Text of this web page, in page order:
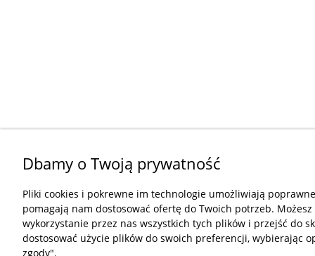
Dbamy o Twoją prywatność
Pliki cookies i pokrewne im technologie umożliwiają
pomagają nam dostosować ofertę do Twoich potrzeb. Możesz
wykorzystanie przez nas wszystkich tych plików i przejść do
dostosować użycie plików do swoich preferencji, wybierając
zgody".